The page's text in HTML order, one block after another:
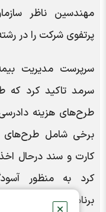
مهندسین ناظر
پرتفوی شرکت را در
سرپرست مدیریت
سرمد تاکید کرد که
طرح‌های هزینه
برخی شامل طرح‌های
کارت و سند درحال
کرد به منظور
برنامه‌ریزی این